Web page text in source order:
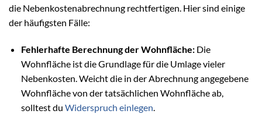
die Nebenkostenabrechnung rechtfertigen. Hier sind einige
der häufigsten Fälle:
Fehlerhafte Berechnung der Wohnfläche:Die
Wohnfläche ist die Grundlage für die Umlage vieler
Nebenkosten. Weicht die in der Abrechnung angegebene
Wohnfläche von der tatsächlichen Wohnfläche ab,
solltest du Widerspruch einlegen.